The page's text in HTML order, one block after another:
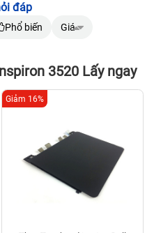
đáp
Phổ biến Giá
3520 Lấy ngay
Giảm 16%